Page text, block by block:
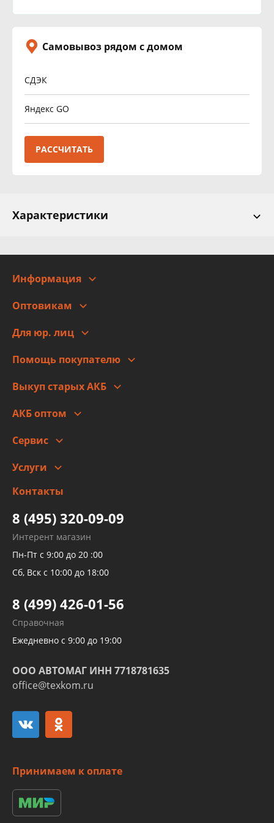
Самовывоз рядом с домом
СДЭК
Яндекс GO
РАССЧИТАТЬ
Характеристики
Информация
Адреса
Новости
Правовая информация
Оптовикам
Для юр. лиц
Помощь покупателю
Оплата
Гарантии и возврат
Выкуп старых АКБ
АКБ оптом
Сервис
Заправка кондиционера авто
Детейлинг
Услуги
высокого давления
Тормозных трубок
Рукавов гидроусилителей
Рукавов компрессоров и турбин
Трубок кондиционеров
Развертка пайка медных стальных
алюминиевых трубок и штуцеров
Контакты
8 (495) 320-09-09
Интерент магазин
Пн-Пт с 9:00 до 20 :00
Сб, Вск с 10:00 до 18:00
8 (499) 426-01-56
Справочная
Ежедневно с 9:00 до 19:00
ООО АВТОМАГ ИНН 7718781635
office@texkom.ru
Принимаем к оплате